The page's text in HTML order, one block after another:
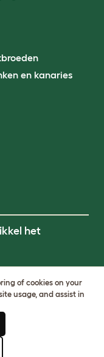
en kanaries
het
of cookies on your
usage, and assist in